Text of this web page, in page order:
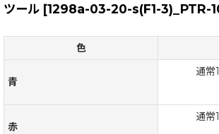
ツール [1298a-03-20-s(F1-3)_PTR-
色
青
通常
赤
通常